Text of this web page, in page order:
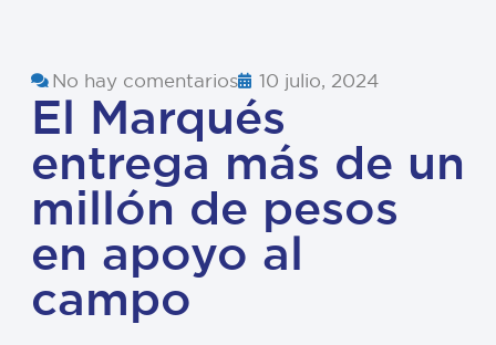
No hay comentarios 10 julio, 2024
El Marqués
entrega más de un
millón de pesos
en apoyo al
campo